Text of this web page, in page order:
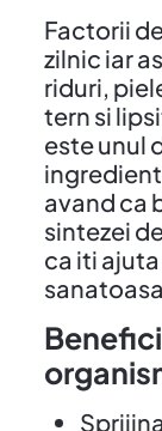
Factorii
zilnic iar
riduri,
tern si
este unul
avand ca
sintezei
ca iti